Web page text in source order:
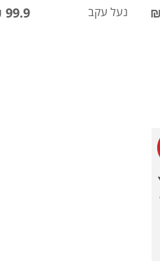
נעל עקב 99.9 ₪